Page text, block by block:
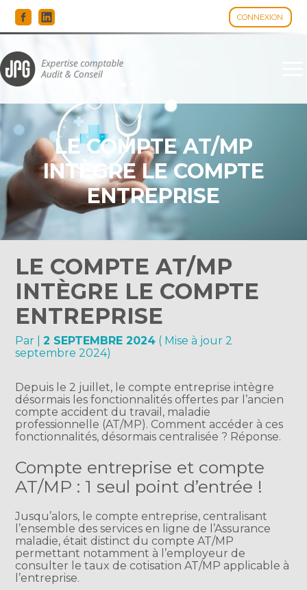
CONNEXION
Aller
au
LE COMPTE AT/MP
INTÈGRE LE COMPTE
ENTREPRISE
LE COMPTE AT/MP
INTÈGRE LE COMPTE
ENTREPRISE
Par |2 SEPTEMBRE 2024 ( Mise à jour 2
septembre 2024)
Depuis le 2 juillet, le compte entreprise intègre
désormais les fonctionnalités offertes par l’ancien
compte accident du travail, maladie
professionnelle (AT/MP). Comment accéder à ces
fonctionnalités, désormais centralisée ? Réponse.
Compte entreprise et compte
AT/MP : 1 seul point d’entrée !
Jusqu’alors, le compte entreprise, centralisant
l’ensemble des services en ligne de l’Assurance
maladie, était distinct du compte AT/MP
permettant notamment à l’employeur de
consulter le taux de cotisation AT/MP applicable à
l’entreprise.